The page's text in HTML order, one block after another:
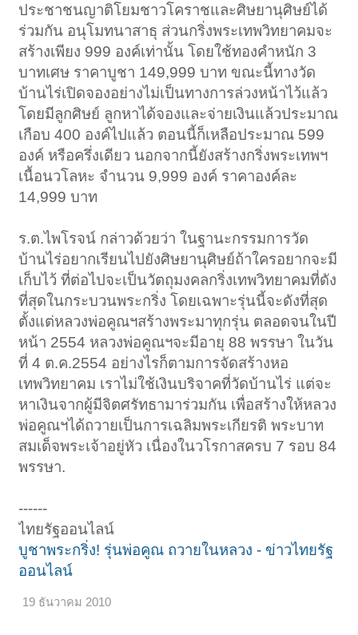
ประชาชนญาติโยมชาวโคราชและศิษยานุศิษย์ได้
ร่วมกัน อนุโมทนาสาธุ ส่วนกริ่งพระเทพวิทยาคมจะ
สร้างเพียง 999 องค์เท่านั้น โดยใช้ทองคำหนัก 3
บาทเศษ ราคาบูชา 149,999 บาท ขณะนี้ทางวัด
บ้านไร่เปิดจองอย่างไม่เป็นทางการล่วงหน้าไว้แล้ว
โดยมีลูกศิษย์ ลูกหาได้จองและจ่ายเงินแล้วประมาณ
เกือบ 400 องค์ไปแล้ว ตอนนี้ก็เหลือประมาณ 599
องค์ หรือครึ่งเดียว นอกจากนี้ยังสร้างกริ่งพระเทพฯ
เนื้อนวโลหะ จำนวน 9,999 องค์ ราคาองค์ละ
14,999 บาท
ร.ต.ไพโรจน์ กล่าวด้วยว่า ในฐานะกรรมการวัด
บ้านไร่อยากเรียนไปยังศิษยานุศิษย์ถ้าใครอยากจะมี
เก็บไว้ ที่ต่อไปจะเป็นวัตถุมงคลกริ่งเทพวิทยาคมที่ดัง
ที่สุดในกระบวนพระกริ่ง โดยเฉพาะรุ่นนี้จะดังที่สุด
ตั้งแต่หลวงพ่อคูณฯสร้างพระมาทุกรุ่น ตลอดจนในปี
หน้า 2554 หลวงพ่อคูณฯจะมีอายุ 88 พรรษา ในวัน
ที่ 4 ต.ค.2554 อย่างไรก็ตามการจัดสร้างหอ
เทพวิทยาคม เราไม่ใช้เงินบริจาคที่วัดบ้านไร่ แต่จะ
หาเงินจากผู้มีจิตศรัทธามาร่วมกัน เพื่อสร้างให้หลวง
พ่อคูณฯได้ถวายเป็นการเฉลิมพระเกียรติ พระบาท
สมเด็จพระเจ้าอยู่หัว เนื่องในวโรกาสครบ 7 รอบ 84
พรรษา.
------
ไทยรัฐออนไลน์
บูชาพระกริ่ง! รุ่นพ่อคูณ ถวายในหลวง - ข่าวไทยรัฐ
ออนไลน์
19 ธันวาคม 2010